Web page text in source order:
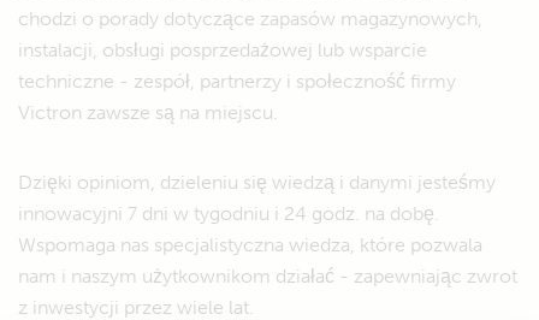
chodzi o porady dotyczące zapasów magazynowych,
instalacji, obsługi posprzedażowej lub wsparcie
techniczne - zespół, partnerzy i społeczność firmy
Victron zawsze są na miejscu.
Dzięki opiniom, dzieleniu się wiedzą i danymi jesteśmy
innowacyjni 7 dni w tygodniu i 24 godz. na dobę.
Wspomaga nas specjalistyczna wiedza, które pozwala
nam i naszym użytkownikom działać - zapewniając zwrot
z inwestycji przez wiele lat.